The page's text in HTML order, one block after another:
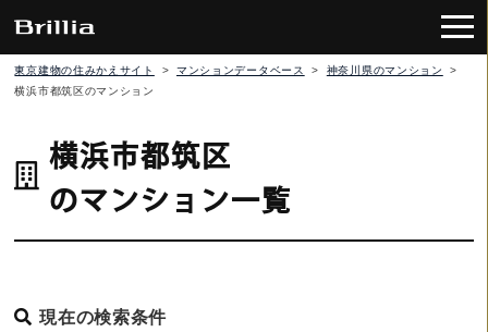
東京建物の住みかえサイト > マンションデータベース > 神奈川県のマンション
>
横浜市都筑区のマンション
横浜市都筑区
のマンション一覧
現在の検索条件